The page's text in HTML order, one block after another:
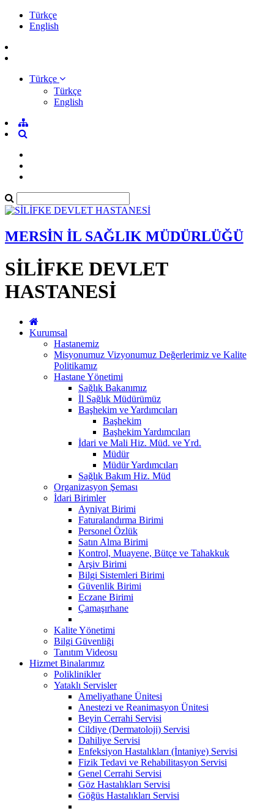
Türkçe
English
Türkçe
Türkçe
English
MERSİN İL SAĞLIK MÜDÜRLÜĞÜ
SİLİFKE DEVLET
HASTANESİ
Kurumsal
Hastanemiz
Misyonumuz Vizyonumuz Değerlerimiz ve Kalite
Politikamız
Hastane Yönetimi
Sağlık Bakanımız
İl Sağlık Müdürümüz
Başhekim ve Yardımcıları
Başhekim
Başhekim Yardımcıları
İdari ve Mali Hiz. Müd. ve Yrd.
Müdür
Müdür Yardımcıları
Sağlık Bakım Hiz. Müd
Organizasyon Şeması
İdari Birimler
Ayniyat Birimi
Faturalandırma Birimi
Personel Özlük
Satın Alma Birimi
Kontrol, Muayene, Bütçe ve Tahakkuk
Arşiv Birimi
Bilgi Sistemleri Birimi
Güvenlik Birimi
Eczane Birimi
Çamaşırhane
Kalite Yönetimi
Bilgi Güvenliği
Tanıtım Videosu
Hizmet Binalarımız
Poliklinikler
Yataklı Servisler
Ameliyathane Ünitesi
Anestezi ve Reanimasyon Ünitesi
Beyin Cerrahi Servisi
Cildiye (Dermatoloji) Servisi
Dahiliye Servisi
Enfeksiyon Hastalıkları (İntaniye) Servisi
Fizik Tedavi ve Rehabilitasyon Servisi
Genel Cerrahi Servisi
Göz Hastalıkları Servisi
Göğüs Hastalıkları Servisi